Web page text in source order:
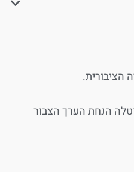
הנחת הערך הצבור